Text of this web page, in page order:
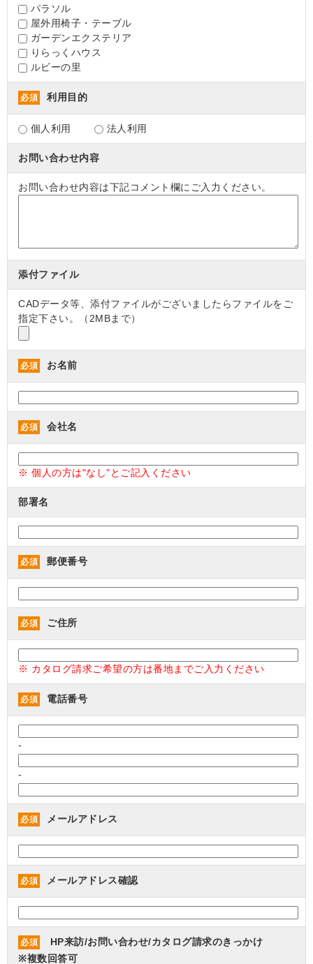
パラソル
屋外用椅子・テーブル
ガーデンエクステリア
りらっくハウス
ルビーの里
必須 利用目的
個人利用 法人利用
お問い合わせ内容
お問い合わせ内容は下記コメント欄にご入力ください。
添付ファイル
CADデータ等、添付ファイルがございましたらファイルをご
指定下さい。（2MBまで）
必須 お名前
必須 会社名
※ 個人の方は"なし"とご記入ください
部署名
必須 郵便番号
必須 ご住所
※ カタログ請求ご希望の方は番地までご入力ください
必須 電話番号
-
-
必須 メールアドレス
必須 メールアドレス確認
必須
HP来訪/お問い合わせ/カタログ請求のきっかけ
※複数回答可